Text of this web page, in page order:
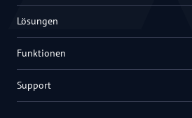
Lösungen
Funktionen
Support